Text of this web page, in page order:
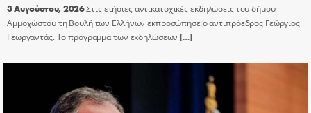
3 Αυγούστου, 2026Στις ετήσιες αντικατοχικές εκδηλώσεις του δήμου
Αμμοχώστου τη Βουλή των Ελλήνων εκπροσώπησε ο αντιπρόεδρος Γεώργιος
Γεωργαντάς. Το πρόγραμμα των εκδηλώσεων […]